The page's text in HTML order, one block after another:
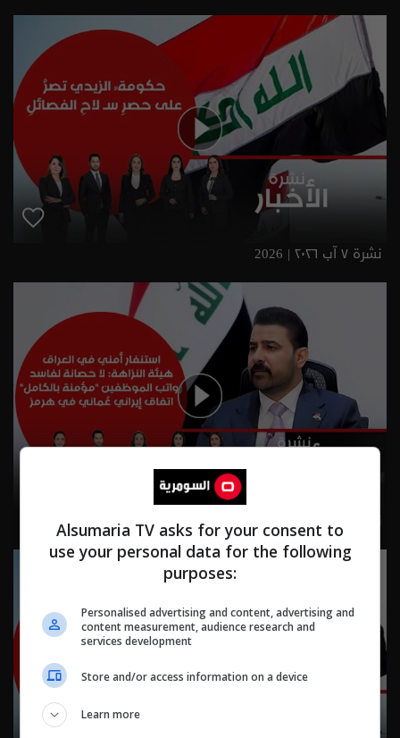
نشرة ٧ آب ٢٠٢٦ | 2026
Alsumaria TV asks for your consent to
use your personal data for the following
purposes:
Personalised advertising and content, advertising and
content measurement, audience research and
services development
Store and/or access information on a device
Learn more